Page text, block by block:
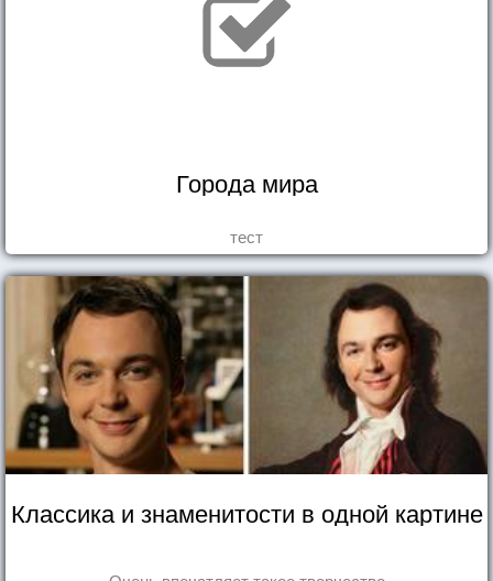
Города мира
тест
Классика и знаменитости в одной картине